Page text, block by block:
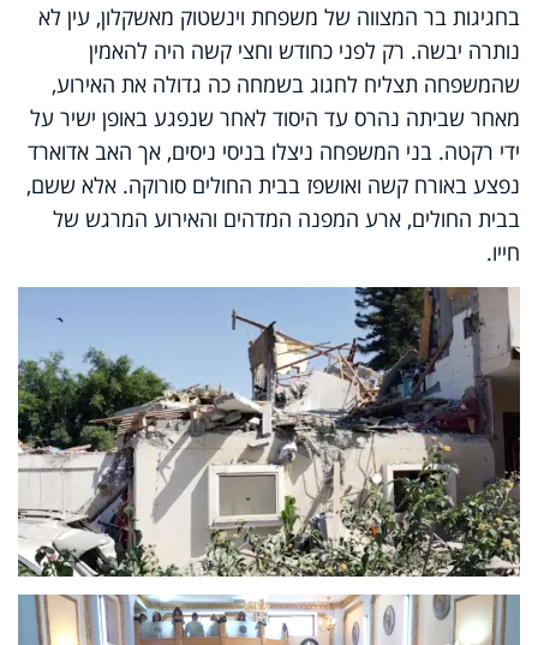
בחגיגות בר המצווה של משפחת וינשטוק מאשקלון, עין לא
נותרה יבשה. רק לפני כחודש וחצי קשה היה להאמין
שהמשפחה תצליח לחגוג בשמחה כה גדולה את האירוע,
מאחר שביתה נהרס עד היסוד לאחר שנפגע באופן ישיר על
ידי רקטה. בני המשפחה ניצלו בניסי ניסים, אך האב אדוארד
נפצע באורח קשה ואושפז בבית החולים סורוקה. אלא ששם,
בבית החולים, ארע המפנה המדהים והאירוע המרגש של
חייו.